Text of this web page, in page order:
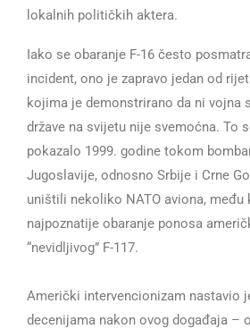
lokalnih političkih aktera.
Iako se obaranje F-16 često
incident, ono je zapravo jedan od
kojima je demonstrirano da ni vojna
države na svijetu nije svemoćna. To
pokazalo 1999. godine tokom
Jugoslavije, odnosno Srbije i Crne
uništili nekoliko NATO aviona, među
najpoznatije obaranje ponosa
“nevidljivog” F-117.
Američki intervencionizam nastavio
decenijama nakon ovog događaja –